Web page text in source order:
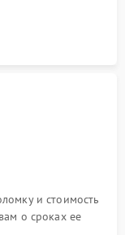
и стоимость
о сроках ее